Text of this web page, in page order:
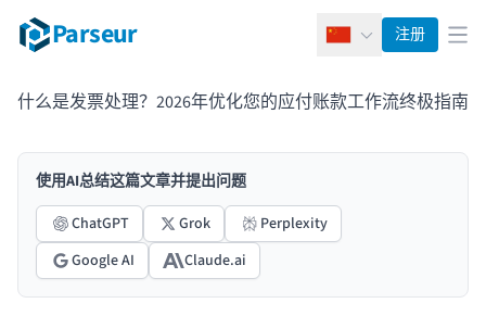
Parseur 简体中文
注册 打
什么是发票处理？2026年优化您的应付账款工作流终极指南
使用AI总结这篇文章并提出问题
ChatGPT
Grok
Perplexity
Google AI
Claude.ai